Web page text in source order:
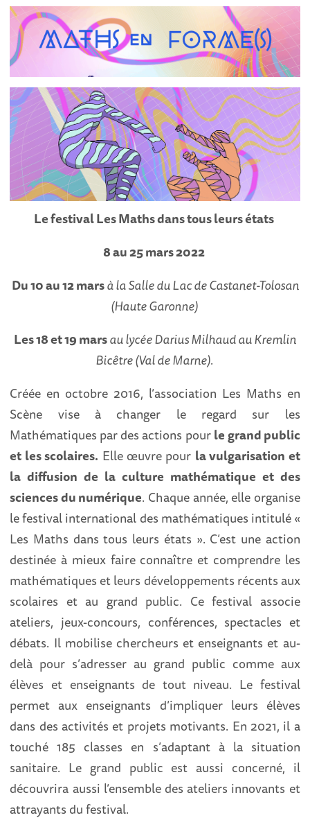
Le festivalLes Maths dans tous leurs états
8 au 25 mars 2022
Du 10 au 12 marsà la Salle du Lac de Castanet-Tolosan
(Haute Garonne)
Les 18 et 19 marsau lycée Darius Milhaud au Kremlin
Bicêtre (Val de Marne).
Créée en octobre 2016, l’association Les Maths en
Scène vise à changer le regard sur les
Mathématiques par des actions pourle grand public
et les scolaires. Elle œuvre pour la vulgarisation et
la diffusion de la culture mathématique et des
sciences du numérique. Chaque année, elle organise
le festival international des mathématiques intitulé «
Les Maths dans tous leurs états ». C’est une action
destinée à mieux faire connaître et comprendre les
mathématiques et leurs développements récents aux
scolaires et au grand public. Ce festival associe
ateliers, jeux-concours, conférences, spectacles et
débats. Il mobilise chercheurs et enseignants et au-
delà pour s’adresser au grand public comme aux
élèves et enseignants de tout niveau. Le festival
permet aux enseignants d’impliquer leurs élèves
dans des activités et projets motivants. En 2021, il a
touché 185 classes en s’adaptant à la situation
sanitaire. Le grand public est aussi concerné, il
découvrira aussi l’ensemble des ateliers innovants et
attrayants du festival.